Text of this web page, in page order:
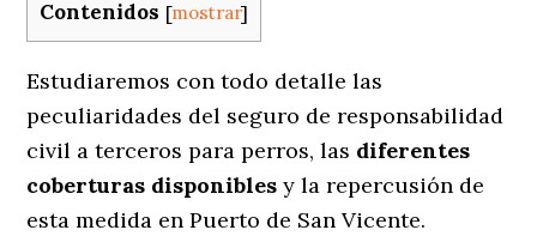
Contenidos [mostrar]
Estudiaremos con todo detalle las
peculiaridades del seguro de responsabilidad
civil a terceros para perros, las diferentes
coberturas disponibles y la repercusión de
esta medida en Puerto de San Vicente.